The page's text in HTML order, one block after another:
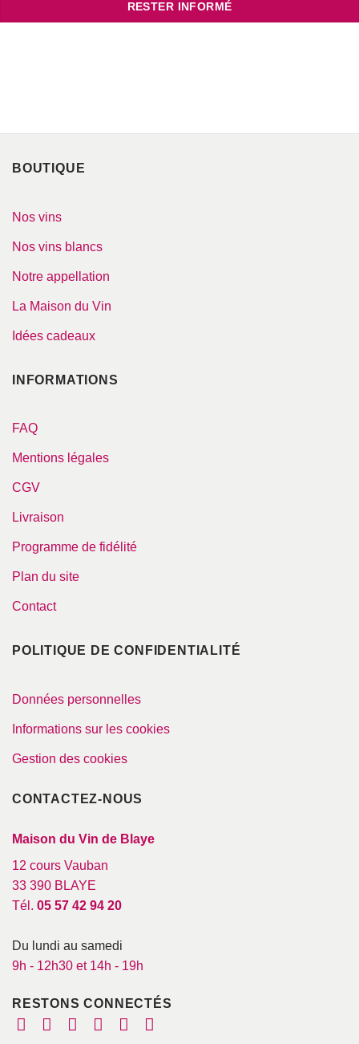
BOUTIQUE
Nos vins
Nos vins blancs
Notre appellation
La Maison du Vin
Idées cadeaux
INFORMATIONS
FAQ
Mentions légales
CGV
Livraison
Programme de fidélité
Plan du site
Contact
POLITIQUE DE CONFIDENTIALITÉ
Données personnelles
Informations sur les cookies
Gestion des cookies
CONTACTEZ-NOUS
Maison du Vin de Blaye
12 cours Vauban
33 390 BLAYE
Tél. 05 57 42 94 20
Du lundi au samedi
9h - 12h30 et 14h - 19h
RESTONS CONNECTÉS